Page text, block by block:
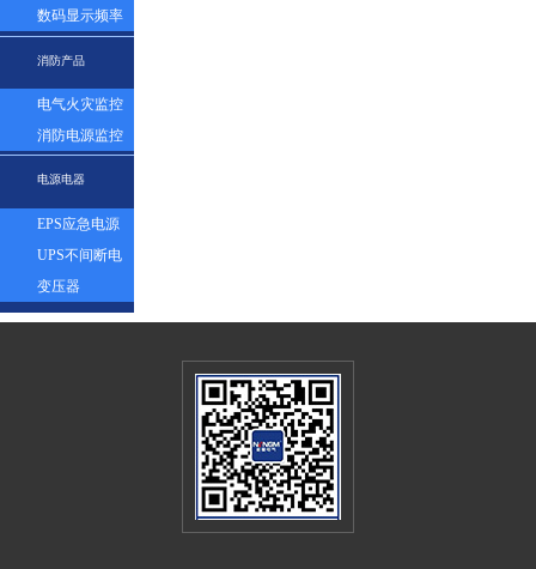
表
数码显示频率
消防产品
电气火灾监控
探测器
消防电源监控
电源电器
EPS应急电源
UPS不间断电
源
变压器